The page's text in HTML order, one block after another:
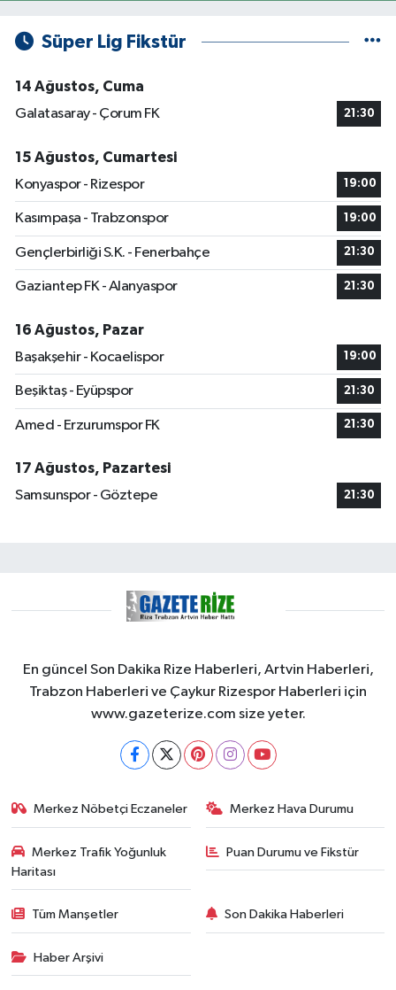
Süper Lig Fikstür
14 Ağustos, Cuma
Galatasaray - Çorum FK
21:30
15 Ağustos, Cumartesi
Konyaspor - Rizespor
19:00
Kasımpaşa - Trabzonspor 19:00
Gençlerbirliği S.K. - Fenerbahçe 21:30
Gaziantep FK - Alanyaspor 21:30
16 Ağustos, Pazar
Başakşehir - Kocaelispor
19:00
Beşiktaş - Eyüpspor 21:30
Amed - Erzurumspor FK 21:30
17 Ağustos, Pazartesi
Samsunspor - Göztepe
21:30
En güncel Son Dakika Rize Haberleri, Artvin Haberleri,
Trabzon Haberleri ve Çaykur Rizespor Haberleri için
www.gazeterize.com size yeter.
Merkez Nöbetçi Eczaneler Merkez Hava Durumu
Merkez Trafik Yoğunluk
Haritası
Puan Durumu ve Fikstür
Tüm Manşetler Son Dakika Haberleri
Haber Arşivi